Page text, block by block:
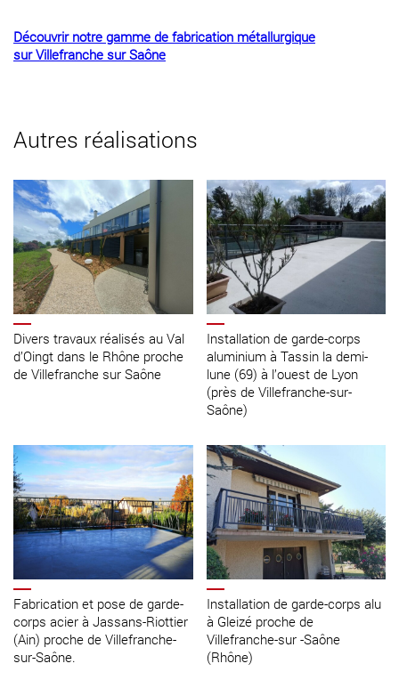
Découvrir notre gamme de fabrication métallurgique
surVillefranche sur Saône
Autres réalisations
Divers travaux réalisés au Val
d’Oingt dans le Rhône proche
de Villefranche sur Saône
Installation de garde-corps
aluminium à Tassin la demi-
lune (69) à l’ouest de Lyon
(près de Villefranche-sur-
Saône)
Fabrication et pose de garde-
corps acier à Jassans-Riottier
(Ain) proche de Villefranche-
sur-Saône.
Installation de garde-corps alu
à Gleizé proche de
Villefranche-sur -Saône
(Rhône)